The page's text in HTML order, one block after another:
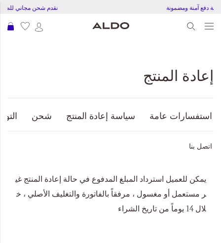
نقدم شحن مجاني للطلبات بقمية تجربة دفع آمنة ومضمونة
إعادة المنتج
استفسارات عامة سياسة إعادة المنتج شحن
اتصل بنا
يمكن للعميل استرداد المبلغ المدفوع في حالة إعادة المنتج غي
ر مستعمل أو مغسول ، مرفقاً بالفاتورة والتغليف الأصلي ، خ
لال 14 يوماً من تاريخ الشراء